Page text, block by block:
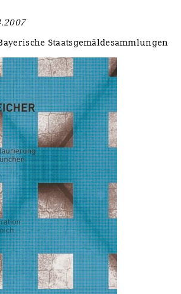
Staatsgemäldesammlungen